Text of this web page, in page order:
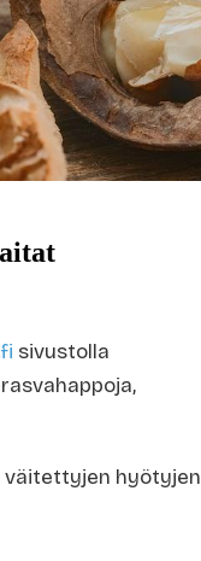
sivustolla
väitettyjen hyötyjen